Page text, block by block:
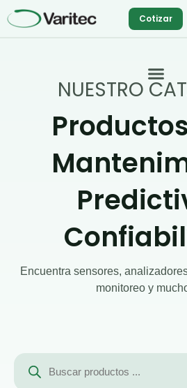
al
Cotizar
NUESTRO
Encuentra sensores,
monitoreo y
Búsqueda
productos